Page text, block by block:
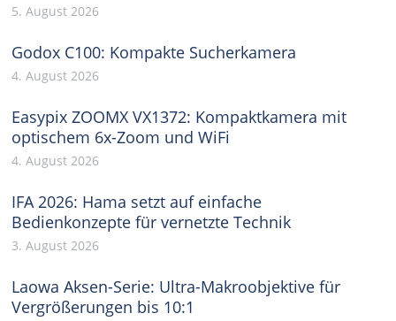
5. August 2026
Godox C100: Kompakte Sucherkamera
4. August 2026
Easypix ZOOMX VX1372: Kompaktkamera mit
optischem 6x-Zoom und WiFi
4. August 2026
IFA 2026: Hama setzt auf einfache
Bedienkonzepte für vernetzte Technik
3. August 2026
Laowa Aksen-Serie: Ultra-Makroobjektive für
Vergrößerungen bis 10:1